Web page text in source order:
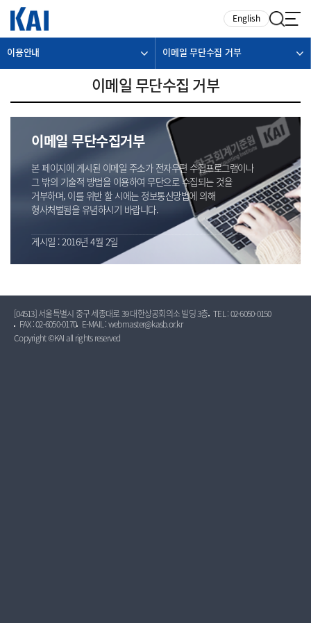
English
이용안내 이메일 무단수집 거부
이메일 무단수집 거부
이메일 무단수집거부
본 페이지에 게시된 이메일 주소가 전자우편 수집프로그램이나
그 밖의 기술적 방법을 이용하여 무단으로 수집되는 것을
거부하며, 이를 위반 할 시에는 정보통신망법에 의해
형사처벌됨을 유념하시기 바랍니다.
게시일 : 2016년 4월 2일
[04513] 서울특별시 중구 세종대로 39 대한상공회의소 빌딩 3층 TEL : 02-6050-0150
FAX : 02-6050-0170
E-MAIL : webmaster@kasb.or.kr
Copyright ©KAI all rights reserved